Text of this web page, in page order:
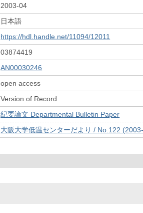
2003-04
日本語
https://hdl.handle.net/11094/12011
03874419
AN00030246
open access
Version of Record
紀要論文 Departmental Bulletin Paper
大阪大学低温センターだより / No.122